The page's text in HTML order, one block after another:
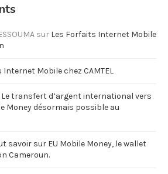
sur Les Forfaits Internet Mobile
Internet Mobile chez CAMTEL
Le transfert d’argent international vers
Money désormais possible au
savoir sur EU Mobile Money, le wallet
Cameroun.